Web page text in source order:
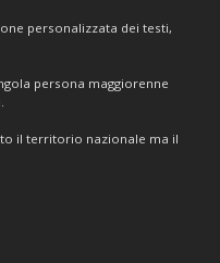
personalizzata dei testi,
persona maggiorenne
il territorio nazionale ma il